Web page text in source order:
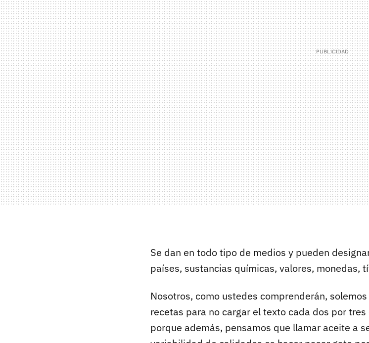
Se dan en todo tipo de medios y pueden
países, sustancias químicas, valores, monedas,
Nosotros, como ustedes comprenderán,
recetas para no cargar el texto cada dos por
porque además, pensamos que llamar aceite a